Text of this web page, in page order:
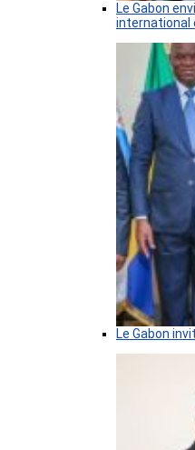
Le Gabon
international
Le Gabon